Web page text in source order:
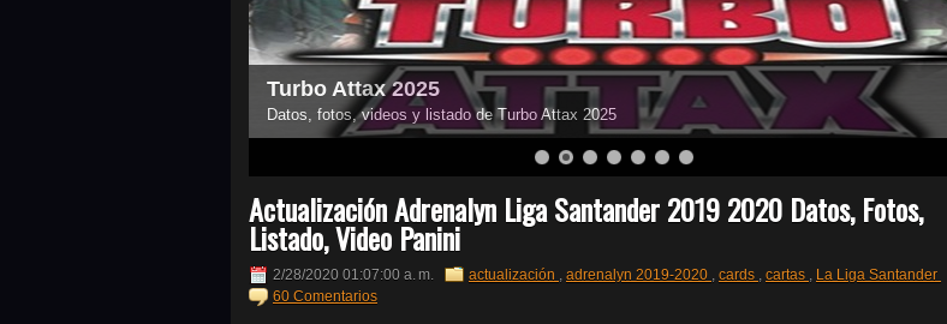
Turbo Attax 2025
Datos, fotos, videos y listado de Turbo Attax 2025
Actualización Adrenalyn Liga Santander 2019 2020 Datos, Fotos,
Listado, Video Panini
2/28/2020 01:07:00 a. m. actualización , adrenalyn 2019-2020 , cards , cartas , La Liga Santander
60 Comentarios